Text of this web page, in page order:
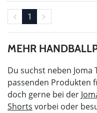
1
MEHR
Du suchst neben
passenden Produkten
doch gerne bei der
Shorts vorbei oder